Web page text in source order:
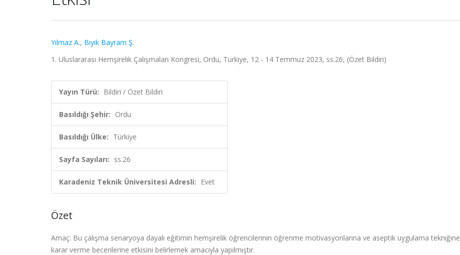
Yılmaz A., Bıyık Bayram Ş.
1. Uluslararası Hemşirelik Çalışmaları Kongresi, Ordu, Türkiye, 12 - 14 Temmuz 2023, ss.26, (Özet Bildiri)
Yayın Türü: Bildiri / Özet Bildiri
Basıldığı Şehir: Ordu
Basıldığı Ülke: Türkiye
Sayfa Sayıları: ss.26
Karadeniz Teknik Üniversitesi Adresli: Evet
Özet
Amaç: Bu çalışma senaryoya dayalı eğitimin hemşirelik öğrencilerinin öğrenme motivasyonlarına ve aseptik uygulama tekniğine
karar verme becerilerine etkisini belirlemek amacıyla yapılmıştır.